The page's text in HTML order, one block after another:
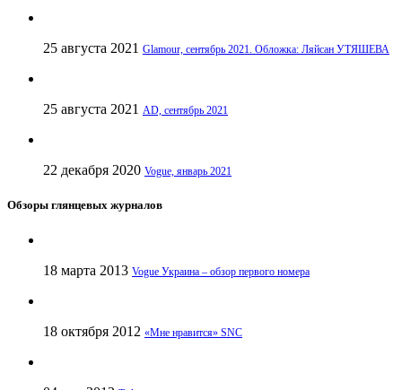
25 августа 2021 Glamour, сентябрь 2021. Обложка: Ляйсан УТЯШЕВА
25 августа 2021 AD, сентябрь 2021
22 декабря 2020 Vogue, январь 2021
Обзоры глянцевых журналов
18 марта 2013 Vogue Украина – обзор первого номера
18 октября 2012 «Мне нравится» SNC